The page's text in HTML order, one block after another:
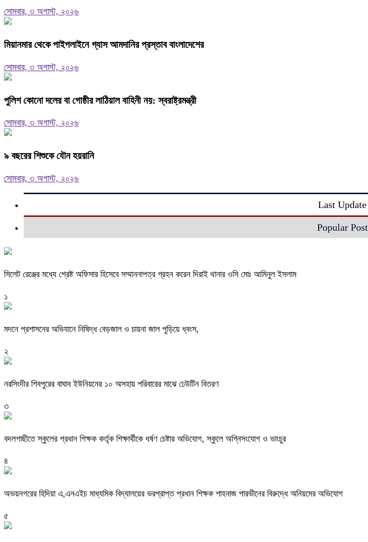
সোমবার, ৩ অগাস্ট, ২০২৬
মিয়ানমার থেকে পাইপলাইনে গ্যাস আমদানির প্রস্তাব বাংলাদেশের
সোমবার, ৩ অগাস্ট, ২০২৬
পুলিশ কোনো দলের বা গোষ্ঠীর লাঠিয়াল বাহিনী নয়: স্বরাষ্ট্রমন্ত্রী
সোমবার, ৩ অগাস্ট, ২০২৬
৯ বছরের শিশুকে যৌন হয়রানি
সোমবার, ৩ অগাস্ট, ২০২৬
Last Update
Popular Post
সিলেট রেঞ্জের মধ্যে শ্রেষ্ট অফিসার হিসেবে সম্মাননাপত্র গ্রহন করেন দিরাই থানার ওসি মোঃ আমিনুল ইসলাম
১
মদনে প্রশাসনের অভিযানে নিষিদ্ধ বেড়জাল ও চায়না জাল পুড়িয়ে ধ্বংস,
২
নরসিংদীর শিবপুরের বাঘাব ইউনিয়নের ১০ অসহায় পরিবারের মাঝে ঢেউটিন বিতরণ
৩
বদলগাছীতে স্কুলের প্রধান শিক্ষক কর্তৃক শিক্ষার্থীকে ধর্ষণ চেষ্টার অভিযোগ, স্কুলে অগ্নিসংযোগ ও ভাংচুর
৪
অভয়নগরের হিদিয়া এ,এনএইচ মাধ্যমিক বিদ্যালয়ের ভরপ্রাপ্ত প্রধান শিক্ষক শাহনাজ পারভীনের বিরুদ্ধে অনিয়মের অভিযোগ
৫